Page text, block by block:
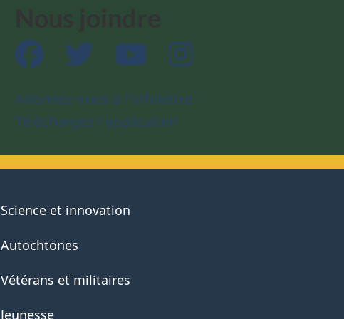
Facebook Twitter YouTube
Abonnez-vous à l’infolettre
Téléchargez l’application
Science et innovation
Autochtones
Vétérans et militaires
Jeunesse